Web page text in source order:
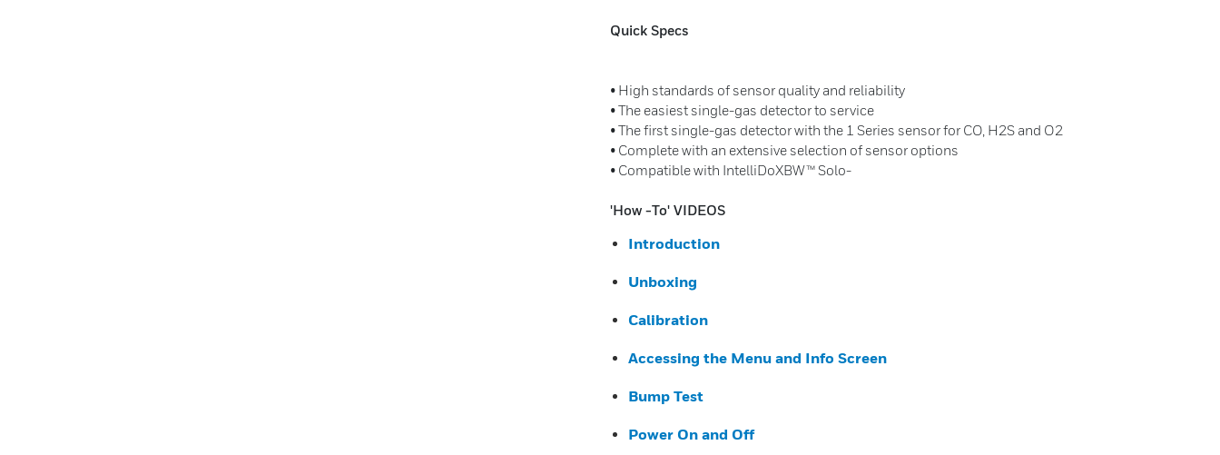
Quick Specs
• High standards of sensor quality and reliability
• The easiest single-gas detector to service
• The first single-gas detector with the 1 Series sensor for CO, H2S and O2
• Complete with an extensive selection of sensor options
• Compatible with IntelliDoXBW™ Solo-
'How -To' VIDEOS
Introduction
Unboxing
Calibration
Accessing the Menu and Info Screen
Bump Test
Power On and Off